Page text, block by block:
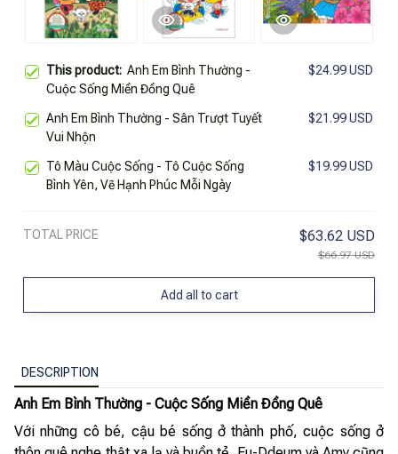
This product: Anh Em Bình Thường -
Cuộc Sống Miền Đồng Quê
$24.99 USD
Anh Em Bình Thường - Sân Trượt Tuyết
Vui Nhộn
$21.99 USD
Tô Màu Cuộc Sống - Tô Cuộc Sống
Bình Yên, Vẽ Hạnh Phúc Mỗi Ngày
$19.99 USD
TOTAL PRICE $63.62 USD
$66.97 USD
Add all to cart
DESCRIPTION
Anh Em Bình Thường - Cuộc Sống Miền Đồng Quê
Với những cô bé, cậu bé sống ở thành phố, cuộc sống ở